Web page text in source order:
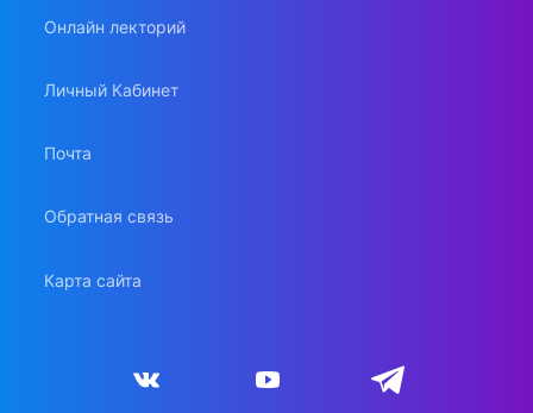
Онлайн лекторий
Личный Кабинет
Почта
Обратная связь
Карта сайта